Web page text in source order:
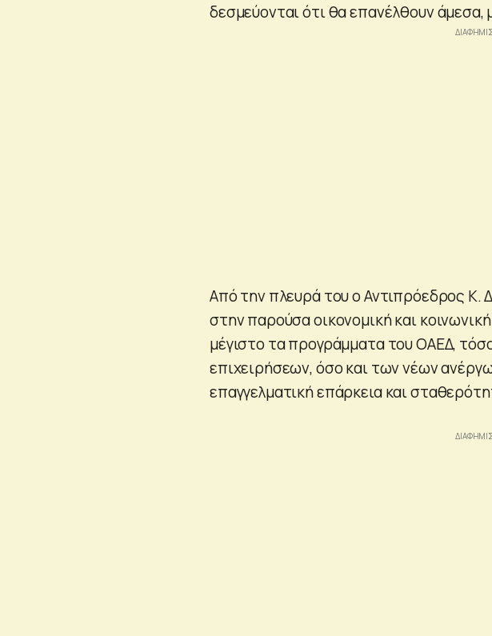
δεσμεύονται ότι θα επανέλθουν άμεσα,
Από την πλευρά του ο Αντιπρόεδρος Κ.
στην παρούσα οικονομική και
μέγιστο τα προγράμματα του ΟΑΕΔ,
επιχειρήσεων, όσο και των νέων
επαγγελματική επάρκεια και